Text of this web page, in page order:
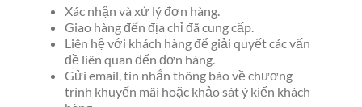
Xác nhận và xử lý đơn hàng.
Giao hàng đến địa chỉ đã cung cấp.
Liên hệ với khách hàng để giải quyết các vấn
đề liên quan đến đơn hàng.
Gửi email, tin nhắn thông báo về chương
trình khuyến mãi hoặc khảo sát ý kiến khách